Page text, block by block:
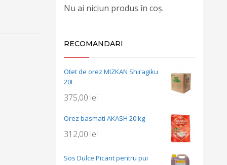
Nu ai niciun produs în coș.
RECOMANDARI
Otet de orez MIZKAN Shiragiku
20L
375,00 lei
Orez basmati AKASH 20 kg
312,00 lei
Sos Dulce Picant pentru pui